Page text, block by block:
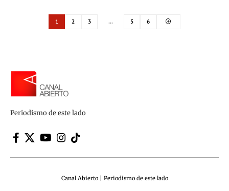
1 2 3 … 5 6
Periodismo de este lado
Canal Abierto | Periodismo de este lado